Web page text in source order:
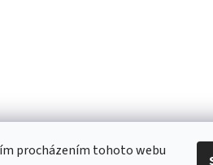
procházením tohoto webu
údajů / Reklamace / Výměna,